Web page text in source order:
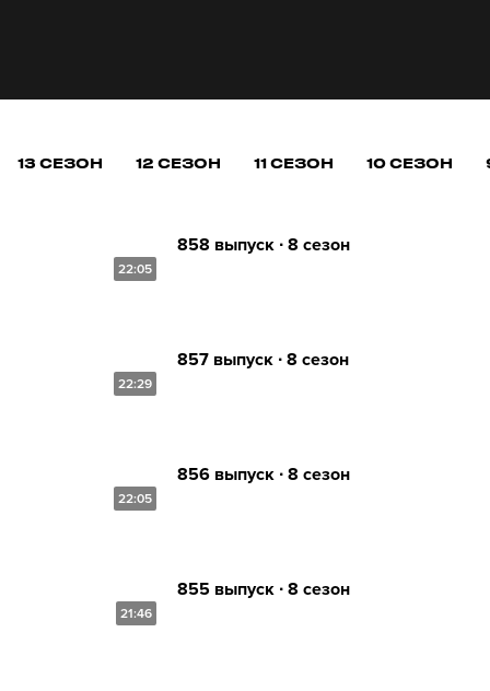
13 СЕЗОН 12 СЕЗОН 11 СЕЗОН 10 СЕЗОН
22:05
858 выпуск ∙ 8 сезон
22:29
857 выпуск ∙ 8 сезон
22:05
856 выпуск ∙ 8 сезон
21:46
855 выпуск ∙ 8 сезон